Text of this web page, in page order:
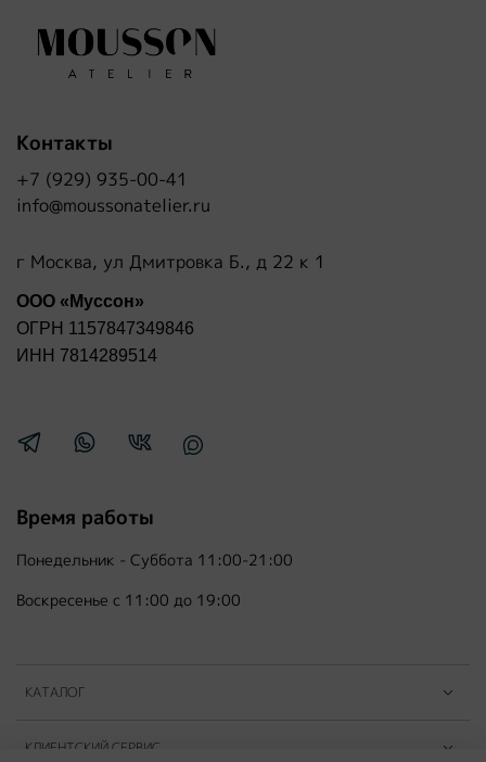
КАТАЛОГ
КЛИЕНТСКИЙ СЕРВИС
Время работы
Понедельник - Суббота 11:00-21:00
Воскресенье с 11:00 до 19:00
Контакты
+7 (929) 935-00-41
info@moussonatelier.ru
г Москва, ул Дмитровка Б., д 22 к 1
ООО «Муссон»
ОГРН 1157847349846
ИНН 7814289514